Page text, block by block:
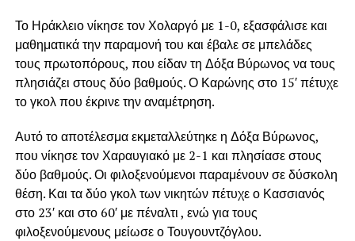
Το Ηράκλειο νίκησε τον Χολαργό με 1-0, εξασφάλισε και
μαθηματικά την παραμονή του και έβαλε σε μπελάδες
τους πρωτοπόρους, που είδαν τη Δόξα Βύρωνος να τους
πλησιάζει στους δύο βαθμούς. Ο Καρώνης στο 15′ πέτυχε
το γκολ που έκρινε την αναμέτρηση.
Αυτό το αποτέλεσμα εκμεταλλεύτηκε η Δόξα Βύρωνος,
που νίκησε τον Χαραυγιακό με 2-1 και πλησίασε στους
δύο βαθμούς. Οι φιλοξενούμενοι παραμένουν σε δύσκολη
θέση. Και τα δύο γκολ των νικητών πέτυχε ο Κασσιανός
στο 23′ και στο 60′ με πέναλτι , ενώ για τους
φιλοξενούμενους μείωσε ο Τουγουντζόγλου.